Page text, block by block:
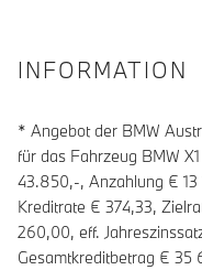
INFORMATION
* Angebot der BMW
für das Fahrzeug BMW
43.850,-, Anzahlung € 13
Kreditrate € 374,33,
260,00, eff.
Gesamtkreditbetrag € 35